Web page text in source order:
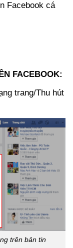
Facebook cá
FACEBOOK:
trang/Thu hút
trên bản tin